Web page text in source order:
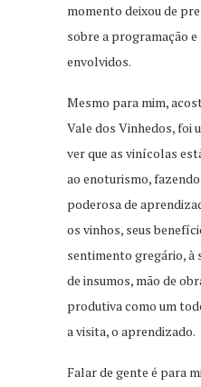
momento deixou de
sobre a programação
envolvidos.
Mesmo para mim,
Vale dos Vinhedos, foi
ver que as vinícolas
ao enoturismo,
poderosa de
os vinhos, seus
sentimento gregário, à
de insumos, mão de
produtiva como um
a visita, o aprendizado.
Falar de gente é para